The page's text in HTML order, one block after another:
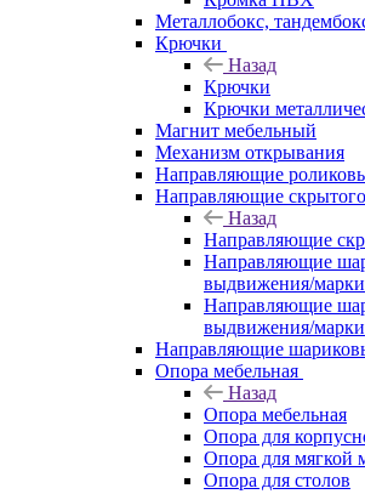
Металлобокс,
Крючки
Назад
Крючки
Крючки
Магнит мебельный
Механизм открывания
Направляющие
Направляющие
Назад
Направляющие
Направляющие
выдвижения/
Направляющие
выдвижения/
Направляющие
Опора мебельная
Назад
Опора мебельная
Опора для
Опора для мягкой
Опора для столов